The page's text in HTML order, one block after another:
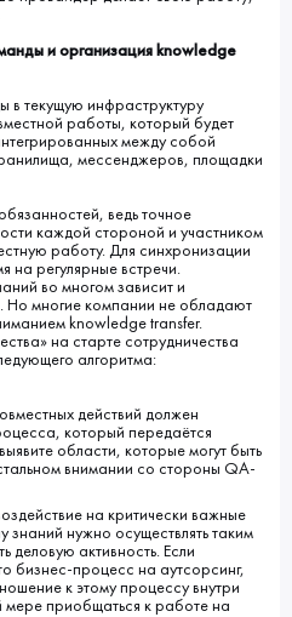
и организация knowledge
в текущую инфраструктуру
работы, который будет
между собой
мессенджеров, площадки
ведь точное
каждой стороной и участником
работу. Для синхронизации
на регулярные встречи.
во многом зависит и
Но многие компании не обладают
knowledge transfer.
на старте сотрудничества
алгоритма:
действий должен
который передаётся
области, которые могут быть
внимании со стороны QA-
на критически важные
нужно осуществлять таким
активность. Если
бизнес-процесс на аутсорсинг,
к этому процессу внутри
приобщаться к работе на